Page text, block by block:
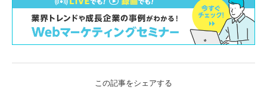
この記事をシェアする